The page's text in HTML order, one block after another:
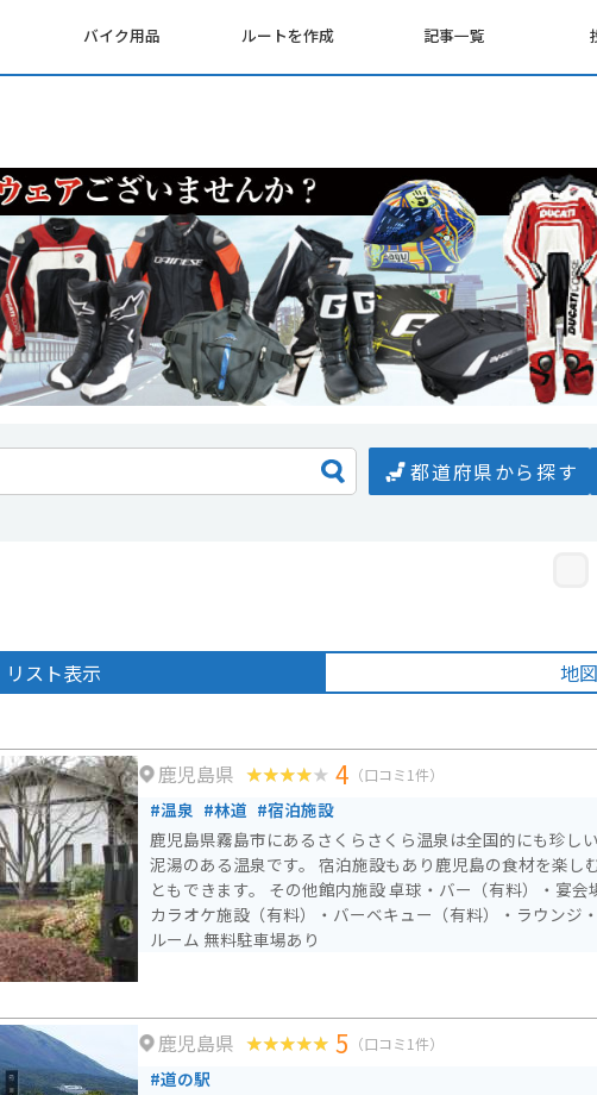
バイク用品 ルートを作成 記事一覧
都道府県から探す
リスト表示 地
鹿児島県 4 （口コミ1件）
#温泉 #林道 #宿泊施設
鹿児島県霧島市にあるさくらさくら温泉は全国的にも珍し
泥湯のある温泉です。 宿泊施設もあり鹿児島の食材を楽し
ともできます。 その他館内施設 卓球・バー（有料）・宴会場・
カラオケ施設（有料）・バーベキュー（有料）・ラウンジ
ルーム 無料駐車場あり
鹿児島県 5 （口コミ1件）
#道の駅